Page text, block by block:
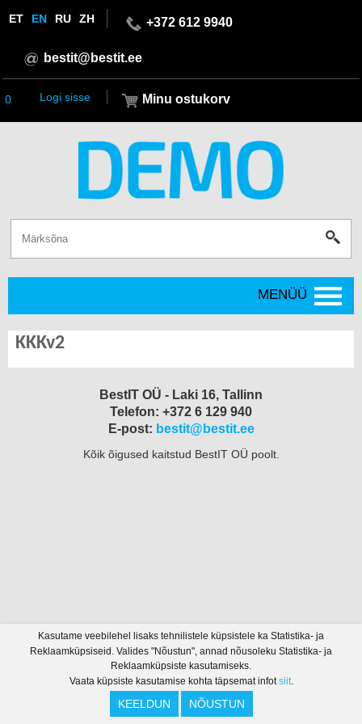
ET EN RU ZH +372 612 9940
bestit@bestit.ee
0 Minu ostukorv
Logi sisse
MENÜÜ
KKKv2
BestIT OÜ - Laki 16, Tallinn
Telefon: +372 6 129 940
E-post: bestit@bestit.ee
Kõik õigused kaitstud BestIT OÜ poolt.
Kasutame veebilehel lisaks tehnilistele küpsistele ka Statistika- ja
Reklaamküpsiseid. Valides "Nõustun", annad nõusoleku Statistika- ja
Reklaamküpsiste kasutamiseks.
Vaata küpsiste kasutamise kohta täpsemat infotsiit.
KEELDUN NÕUSTUN